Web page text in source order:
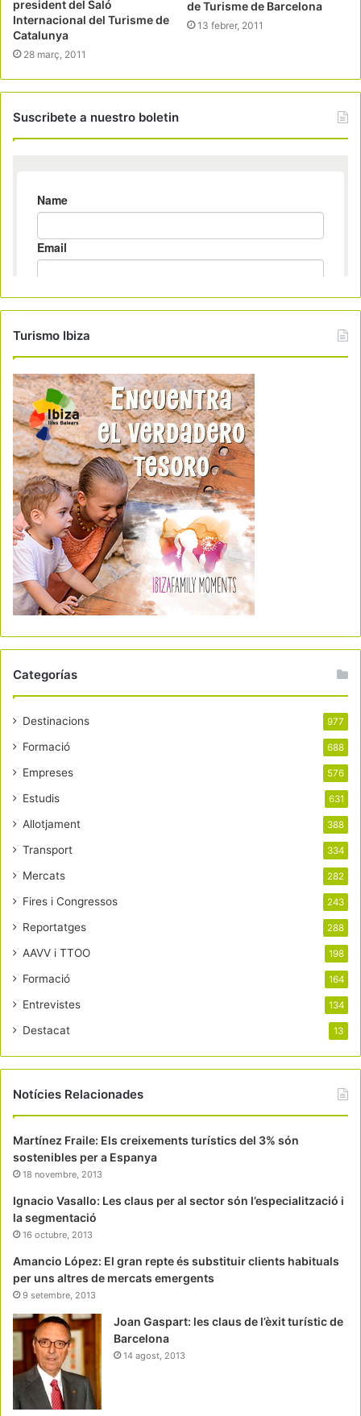
president del Saló
Internacional del Turisme de
Catalunya
28 març, 2011
de Turisme de Barcelona
13 febrer, 2011
Suscribete a nuestro boletin
Turismo Ibiza
Categorías
Destinacions 977
Formació 688
Empreses 576
Estudis 631
Allotjament 388
Transport 334
Mercats 282
Fires i Congressos 243
Reportatges 288
AAVV i TTOO 198
Formació 164
Entrevistes 134
Destacat 13
Notícies Relacionades
Martínez Fraile: Els creixements turístics del 3% són
sostenibles per a Espanya
18 novembre, 2013
Ignacio Vasallo: Les claus per al sector són l’especialització i
la segmentació
16 octubre, 2013
Amancio López: El gran repte és substituir clients habituals
per uns altres de mercats emergents
9 setembre, 2013
Joan Gaspart: les claus de l’èxit turístic de
Barcelona
14 agost, 2013